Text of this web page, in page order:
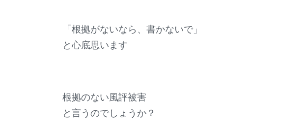
「根拠がないなら、書かないで」
と心底思います
根拠のない風評被害
と言うのでしょうか？